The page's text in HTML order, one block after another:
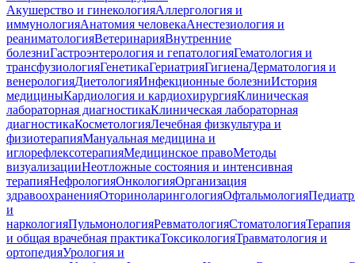
Акушерство и гинекологияАллергология и
иммунологияАнатомия человекаАнестезиология и
реаниматологияВетеринарияВнутренние
болезниГастроэнтерология и гепатологияГематология и
трансфузиологияГенетикаГериатрияГигиенаДерматология и
венерологияДиетологияИнфекционные болезниИстория
медициныКардиология и кардиохирургияКлиническая
лабораторная диагностикаКлиническая лабораторная
диагностикаКосметологияЛечебная физкультура и
физиотерапияМануальная медицина и
иглорефлексотерапияМедицинское правоМетоды
визуализацииНеотложные состояния и интенсивная
терапияНефрологияОнкологияОрганизация
здравоохраненияОториноларингологияОфтальмология
и
наркологияПульмонологияРевматологияСтоматологияТерапия
и общая врачебная практикаТоксикологияТравматология и
ортопедияУрология и